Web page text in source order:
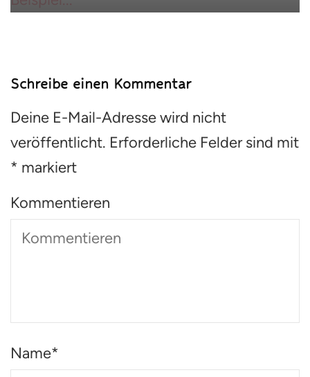
Schreibe einen Kommentar
Deine E-Mail-Adresse wird nicht
veröffentlicht. Erforderliche Felder sind mit
* markiert
Kommentieren
Name*